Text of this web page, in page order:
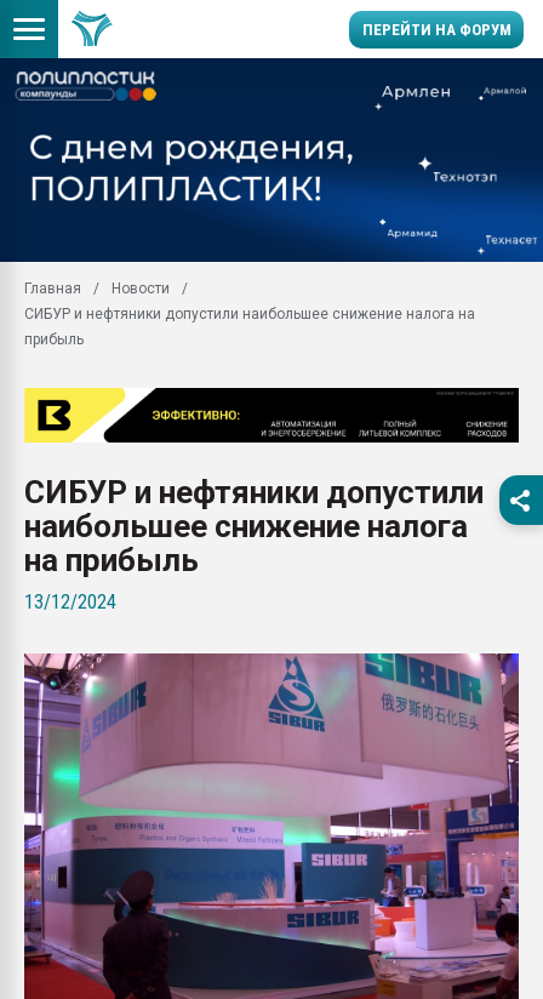
ПЕРЕЙТИ НА ФОРУМ
заводу пластмасс"
28.07.2026
первый план в
28.07.2026
ситуацией на
ПЕРЕЙТИ НА
Главная
Новости
СИБУР и нефтяники допустили наибольшее снижение налога на
прибыль
СИБУР и нефтяники допустили
наибольшее снижение налога
на прибыль
13/12/2024